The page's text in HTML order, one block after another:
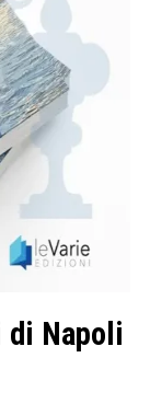
di Napoli